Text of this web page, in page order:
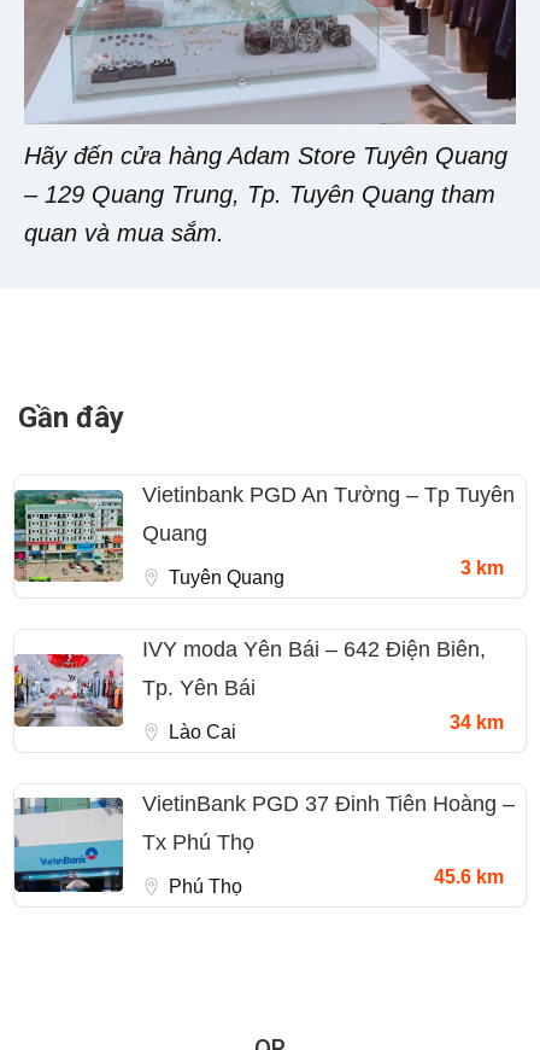
Hãy đến cửa hàng Adam Store Tuyên Quang
– 129 Quang Trung, Tp. Tuyên Quang tham
quan và mua sắm.
Gần đây
Vietinbank PGD An Tường – Tp Tuyên
Quang
Tuyên Quang 3 km
IVY moda Yên Bái – 642 Điện Biên,
Tp. Yên Bái
Lào Cai 34 km
VietinBank PGD 37 Đinh Tiên Hoàng –
Tx Phú Thọ
Phú Thọ 45.6 km